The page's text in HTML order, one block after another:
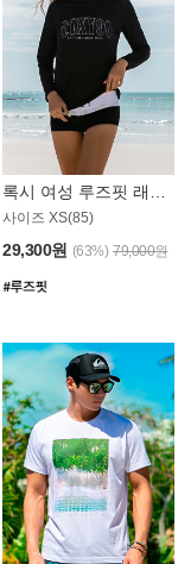
사이즈 XS(85)
29,300원 (63%) 79,000원